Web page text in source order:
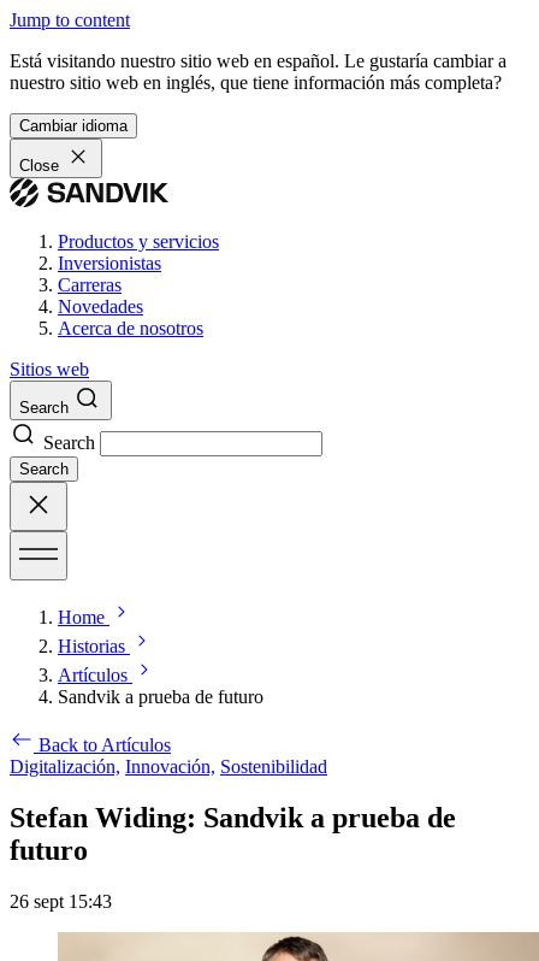
Jump to content
Está visitando nuestro sitio web en español. Le gustaría cambiar a
nuestro sitio web en inglés, que tiene información más completa?
Cambiar idioma
Close
Productos y servicios
Inversionistas
Carreras
Novedades
Acerca de nosotros
Sitios web
Search
Search
Search
Home
Historias
Artículos
Sandvik a prueba de futuro
Back to Artículos
Digitalización, Innovación, Sostenibilidad
Stefan Widing: Sandvik a prueba de
futuro
26 sept 15:43